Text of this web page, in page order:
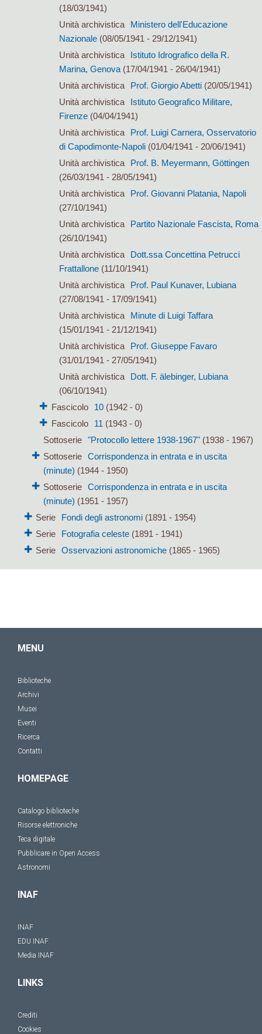
(18/03/1941)
Unità archivistica
Ministero dell'Educazione
Nazionale(08/05/1941 - 29/12/1941)
Unità archivistica
Istituto Idrografico della R.
Marina, Genova(17/04/1941 - 26/04/1941)
Unità archivistica
Prof. Giorgio Abetti(20/05/1941)
Unità archivistica
Istituto Geografico Militare,
Firenze(04/04/1941)
Unità archivistica
Prof. Luigi Carnera, Osservatorio
di Capodimonte-Napoli(01/04/1941 - 20/06/1941)
Unità archivistica
Prof. B. Meyermann, Göttingen
(26/03/1941 - 28/05/1941)
Unità archivistica
Prof. Giovanni Platania, Napoli
(27/10/1941)
Unità archivistica
Partito Nazionale Fascista, Roma
(26/10/1941)
Unità archivistica
Dott.ssa Concettina Petrucci
Frattallone(11/10/1941)
Unità archivistica
Prof. Paul Kunaver, Lubiana
(27/08/1941 - 17/09/1941)
Unità archivistica
Minute di Luigi Taffara
(15/01/1941 - 21/12/1941)
Unità archivistica
Prof. Giuseppe Favaro
(31/01/1941 - 27/05/1941)
Unità archivistica
Dott. F. älebinger, Lubiana
(06/10/1941)
Fascicolo
10(1942 - 0)
Fascicolo
11 (1943 - 0)
Sottoserie
"Protocollo lettere 1938-1967" (1938 - 1967)
Sottoserie
Corrispondenza in entrata e in uscita
(minute) (1944 - 1950)
Sottoserie
Corrispondenza in entrata e in uscita
(minute) (1951 - 1957)
Serie
Fondi degli astronomi(1891 - 1954)
Serie
Fotografia celeste(1891 - 1941)
Serie Osservazioni astronomiche(1865 - 1965)
MENU
Biblioteche
Archivi
Musei
Eventi
Ricerca
Contatti
HOMEPAGE
Catalogo biblioteche
Risorse elettroniche
Teca digitale
Pubblicare in Open Access
Astronomi
INAF
INAF
EDU INAF
Media INAF
LINKS
Crediti
Cookies